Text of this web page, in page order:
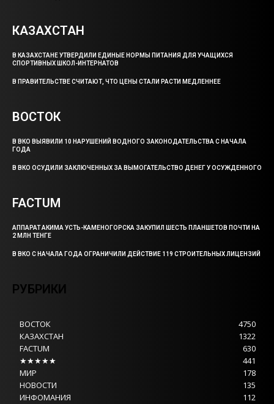
КАЗАХСТАН
В КАЗАХСТАНЕ УТВЕРДИЛИ ЕДИНЫЕ НОРМЫ ПИТАНИЯ ДЛЯ УЧАЩИХСЯ
СПОРТИВНЫХ ШКОЛ-ИНТЕРНАТОВ
В ПРАВИТЕЛЬСТВЕ СЧИТАЮТ, ЧТО ЦЕНЫ СТАЛИ РАСТИ МЕДЛЕННЕЕ
ВОСТОК
В ВКО ВЫЯВИЛИ 10 НАРУШЕНИЙ ВОДНОГО ЗАКОНОДАТЕЛЬСТВА С НАЧАЛА
ГОДА
В ВКО ОСУДИЛИ ЗАКЛЮЧЕННЫХ ЗА ВЫМОГАТЕЛЬСТВО ДЕНЕГ У ОСУЖДЕННОГО
FACTUM
АППАРАТ АКИМА УСТЬ-КАМЕНОГОРСКА ЗАКУПИЛ ШЕСТЬ ПЛАНШЕТОВ ПОЧТИ НА
2 МЛН ТЕНГЕ
В ВКО С НАЧАЛА ГОДА ОГРАНИЧИЛИ ДЕЙСТВИЕ 119 СТРОИТЕЛЬНЫХ ЛИЦЕНЗИЙ
РУБРИКИ
ВОСТОК
4750
КАЗАХСТАН
1322
FACTUM
630
★★★★★
441
МИР
178
НОВОСТИ
135
ИНФОМАНИЯ
112